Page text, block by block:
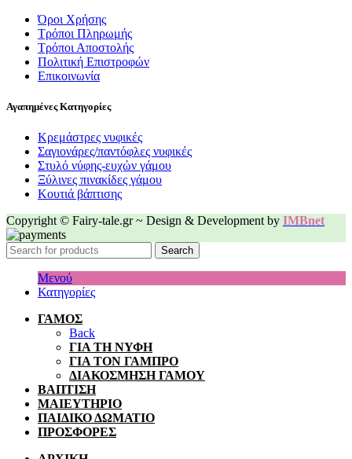
Όροι Χρήσης
Τρόποι Πληρωμής
Τρόποι Αποστολής
Πολιτική Επιστροφών
Επικοινωνία
Αγαπημένες Κατηγορίες
Κρεμάστρες νυφικές
Σαγιονάρες/παντόφλες νυφικές
Στυλό νύφης-ευχών γάμου
Ξύλινες πινακίδες γάμου
Κουτιά βάπτισης
Copyright © Fairy-tale.gr ~ Design & Development by IMBnet
Search
Μενού
Κατηγορίες
ΓΑΜΟΣ
Back
ΓΙΑ ΤΗ ΝΥΦΗ
ΓΙΑ ΤΟΝ ΓΑΜΠΡΟ
ΔΙΑΚΟΣΜΗΣΗ ΓΑΜΟΥ
ΒΑΠΤΙΣΗ
ΜΑΙΕΥΤΗΡΙΟ
ΠΑΙΔΙΚΟ ΔΩΜΑΤΙΟ
ΠΡΟΣΦΟΡΕΣ